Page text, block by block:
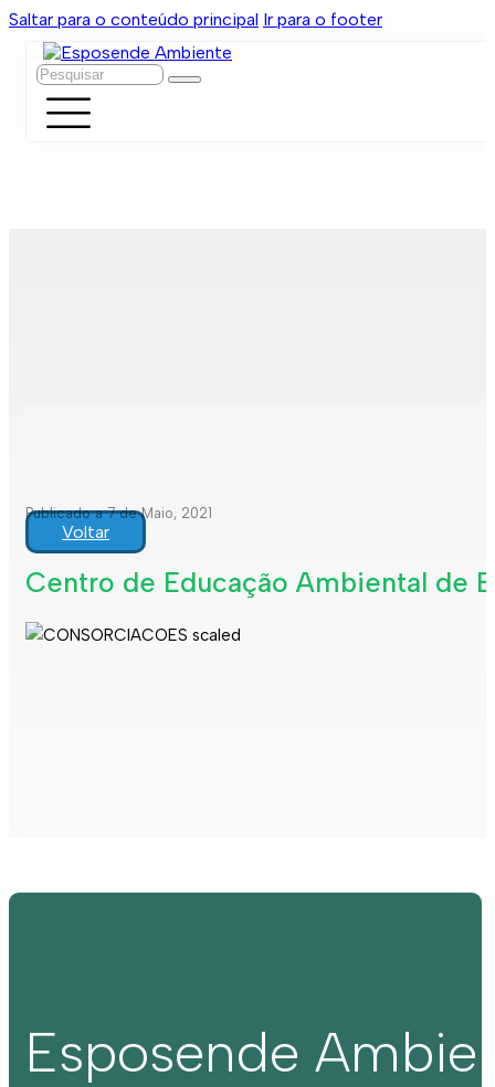
Saltar para o conteúdo principal Ir para o footer
Pesquisar
Publicado a 7 de Maio, 2021
Voltar
Centro de Educação Ambiental de
Esposende